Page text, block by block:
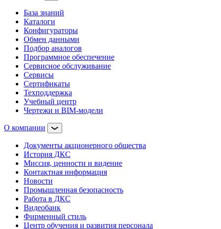
База знаний
Каталоги
Конфигураторы
Обмен данными
Подбор аналогов
Программное обеспечение
Сервисное обслуживание
Сервисы
Сертификаты
Техподдержка
Учебный центр
Чертежи и BIM-модели
О компании
Документы акционерного общества
История ДКС
Миссия, ценности и видение
Контактная информация
Новости
Промышленная безопасность
Работа в ДКС
Видеобанк
Фирменный стиль
Центр обучения и развития персонала